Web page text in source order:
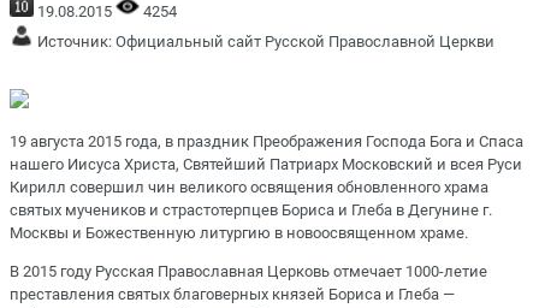
19.08.2015
4254
Источник: Официальный сайт Русской Православной Церкви
19 августа 2015 года, в праздник Преображения Господа Бога и Спаса
нашего Иисуса Христа, Святейший Патриарх Московский и всея Руси
Кирилл совершил чин великого освящения обновленного храма
святых мучеников и страстотерпцев Бориса и Глеба в Дегунине г.
Москвы и Божественную литургию в новоосвященном храме.
В 2015 году Русская Православная Церковь отмечает 1000-летие
преставления святых благоверных князей Бориса и Глеба —